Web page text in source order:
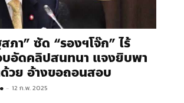
ภา”​ ซัด “รองฯโจ๊ก” ไร้
บอัดคลิปสนทนา แจงยิบพา
วย อ้างขอถอนสอบ
- 12 ก.พ. 2025